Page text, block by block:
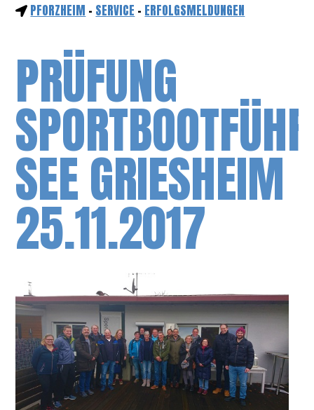
PFORZHEIM - SERVICE - ERFOLGSMELDUNGEN
PRÜFUNG
SEE GRIESHEIM
25.11.2017